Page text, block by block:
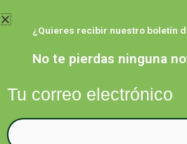
al
contenido
¿Quieres recibir nuestro boletín
No te pierdas ninguna
Tu correo electrónico